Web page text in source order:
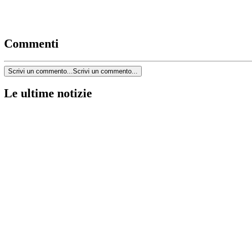
Commenti
Scrivi un commento... Scrivi un commento...
Le ultime notizie